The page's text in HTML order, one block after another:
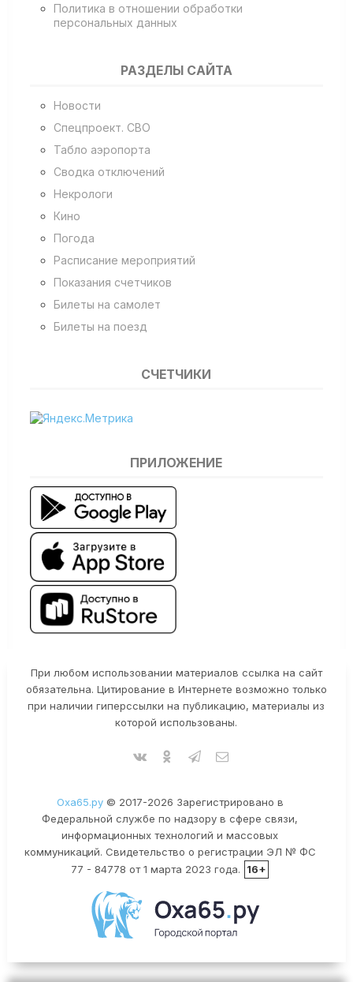
Политика в отношении обработки
персональных данных
РАЗДЕЛЫ САЙТА
Новости
Спецпроект. СВО
Табло аэропорта
Сводка отключений
Некрологи
Кино
Погода
Расписание мероприятий
Показания счетчиков
Билеты на самолет
Билеты на поезд
СЧЕТЧИКИ
ПРИЛОЖЕНИЕ
При любом использовании материалов ссылка на сайт
обязательна. Цитирование в Интернете возможно только
при наличии гиперссылки на публикацию, материалы из
которой использованы.
Оха65.ру© 2017-2026 Зарегистрировано в
Федеральной службе по надзору в сфере связи,
информационных технологий и массовых
коммуникаций. Свидетельство о регистрации ЭЛ № ФС
77 - 84778 от 1 марта 2023 года.
16+